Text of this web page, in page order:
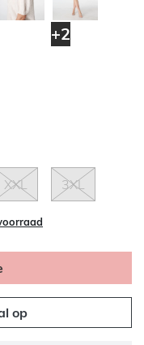
+2
XXL 3XL
op